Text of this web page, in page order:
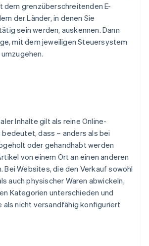
dem grenzüberschreitenden E-
der Länder, in denen Sie
sein werden, auskennen. Dann
mit dem jeweiligen Steuersystem
Inhalte gilt als reine Online-
bedeutet, dass – anders als bei
oder gehandhabt werden
von einem Ort an einen anderen
Bei Websites, die den Verkauf sowohl
auch physischer Waren abwickeln,
Kategorien unterschieden und
als nicht versandfähig konfiguriert